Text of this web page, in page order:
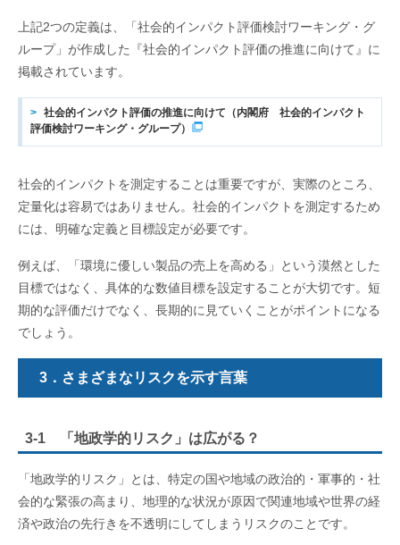
上記2つの定義は、「社会的インパクト評価検討ワーキング・グ
ループ」が作成した『社会的インパクト評価の推進に向けて』に
掲載されています。
社会的インパクト評価の推進に向けて（内閣府 社会的インパクト
評価検討ワーキング・グループ）
社会的インパクトを測定することは重要ですが、実際のところ、
定量化は容易ではありません。社会的インパクトを測定するため
には、明確な定義と目標設定が必要です。
例えば、「環境に優しい製品の売上を高める」という漠然とした
目標ではなく、具体的な数値目標を設定することが大切です。短
期的な評価だけでなく、長期的に見ていくことがポイントになる
でしょう。
3．さまざまなリスクを示す言葉
3-1 「地政学的リスク」は広がる？
「地政学的リスク」とは、特定の国や地域の政治的・軍事的・社
会的な緊張の高まり、地理的な状況が原因で関連地域や世界の経
済や政治の先行きを不透明にしてしまうリスクのことです。